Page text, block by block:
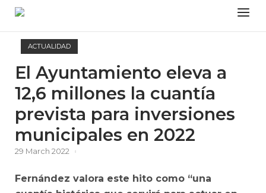
Skip
content
Menu
ACTUALIDAD
El Ayuntamiento eleva a
12,6 millones la cuantía
prevista para inversiones
municipales en 2022
29 March 2022
Fernández valora este hito como “una